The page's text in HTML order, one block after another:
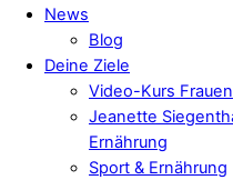
News
Blog
Deine Ziele
Video-Kurs
Jeanette
Ernährung
Sport & Ernährung